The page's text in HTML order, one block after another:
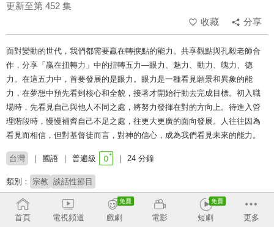
更新至第 452 集
收藏
分享
面對變動的世代，我們都需要贏在轉捩點的能力。共享觀點與孔毅老師合
作，分享「贏在扭轉力」中的扭轉五力—眼力、魅力、動力、魄力、德
力。在這五力中，首要發展的是眼力。眼力是一種看見願景和異象的能
力，在夢想中預先看到核心和全貌，接著才開始行動去完成目標。初入職
場時，先看見自己與他人不同之處，將努力發揮在對的方向上。待進入管
理階段時，慢慢補齊自己不足之處，往更大更廣的面向發展。人往往因為
看見而相信，但對基督徒而言，對神的信心，成為我們看見未來的能力。
台灣 國語 普遍級 24 分鐘
類別： 宗教 談話性節目
主持：
廖文華
首頁
電視頻道 戲劇 電影 短劇 更多